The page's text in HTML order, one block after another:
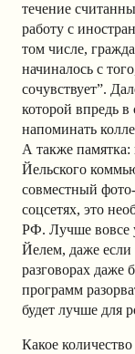
течение
работу с
том числе,
начиналось с
сочувствует”.
которой впредь
напоминать
А также памятка:
Йельского
совместный
соцсетях, это
РФ. Лучше вовсе
Йелем, даже
разговорах даже
программ
будет лучше для
Какое